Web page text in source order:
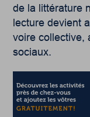
de la littérature
lecture devient
voire collective,
sociaux.